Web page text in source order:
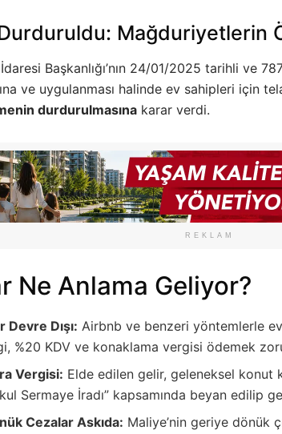
Mağduriyetlerin
Başkanlığı’nın 24/01/2025 tarihli ve
ve uygulanması halinde ev sahipleri için
durdurulmasına karar verdi.
REKLAM
Ne Anlama Geliyor?
Devre Dışı: Airbnb ve benzeri yöntemlerle
%20 KDV ve konaklama vergisi ödemek
Vergisi: Elde edilen gelir, geleneksel konut
Sermaye İradı” kapsamında beyan edilip
Cezalar Askıda: Maliye’nin geriye dönük